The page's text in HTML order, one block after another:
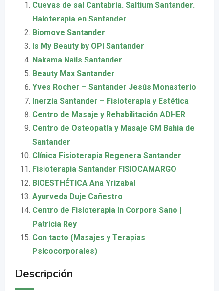
Cuevas de sal Cantabria. Saltium Santander.
Haloterapia en Santander.
Biomove Santander
Is My Beauty by OPI Santander
Nakama Nails Santander
Beauty Max Santander
Yves Rocher – Santander Jesús Monasterio
Inerzia Santander – Fisioterapia y Estética
Centro de Masaje y Rehabilitación ADHER
Centro de Osteopatía y Masaje GM Bahia de
Santander
Clínica Fisioterapia Regenera Santander
Fisioterapia Santander FISIOCAMARGO
BIOESTHÉTICA Ana Yrizabal
Ayurveda Duje Cañestro
Centro de Fisioterapia In Corpore Sano |
Patricia Rey
Con tacto (Masajes y Terapias
Psicocorporales)
Descripción